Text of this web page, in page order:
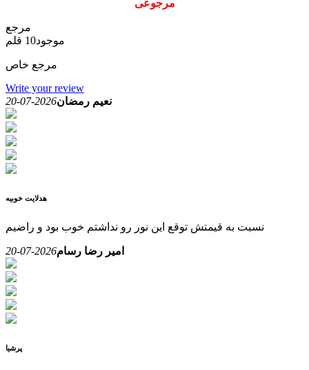
مرجوعی
مرجع
موجود10 قلم
مرجع خاص
Write your review
نعیم رمضان2026-07-20
هدلایت خوبیه
نسبت به قیمتش توقع این نور رو نداشتم خوب بود و راضیم
امیر رضا رسام2026-07-20
پرشیا